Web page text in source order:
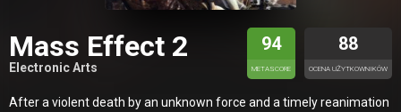
Mass Effect 2
Electronic Arts
94
METASCORE
88
OCENA UŻYTKOWNIKÓW
After a violent death by an unknown force and a timely reanimation